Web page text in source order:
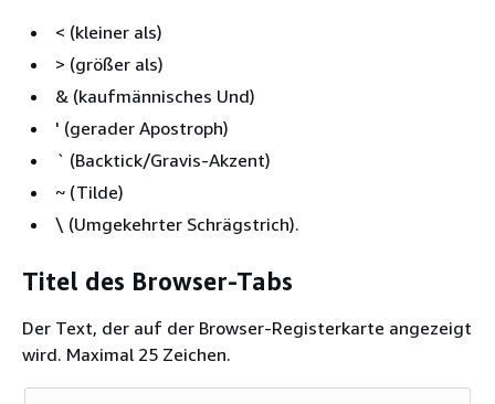
< (kleiner als)
> (größer als)
& (kaufmännisches Und)
' (gerader Apostroph)
` (Backtick/Gravis-Akzent)
~ (Tilde)
\ (Umgekehrter Schrägstrich).
Titel des Browser-Tabs
Der Text, der auf der Browser-Registerkarte angezeigt
wird. Maximal 25 Zeichen.